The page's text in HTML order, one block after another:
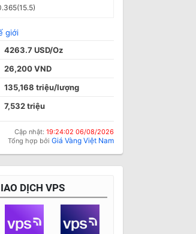
giới
4263.7 USD/Oz
26,200 VND
135,168 triệu/lượng
7,532 triệu
Cập nhật: 19:24:02 06/08/2026
Tổng hợp bởi Giá Vàng Việt Nam
DỊCH VPS